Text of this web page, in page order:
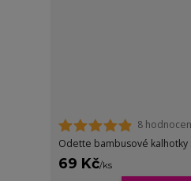
8
Odette bambusové
69 Kč/ks